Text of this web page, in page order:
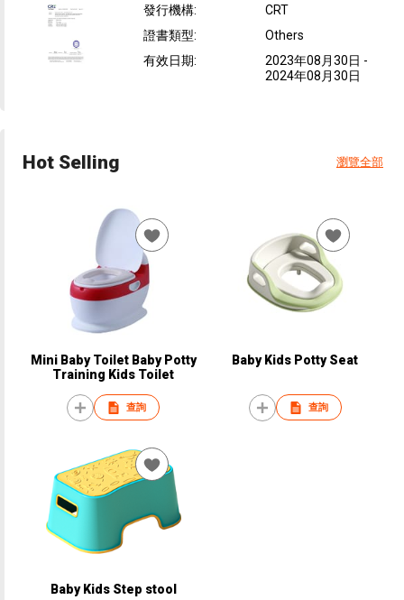
發行機構:
CRT
證書類型:
Others
有效日期: 2023年08月30日 -
2024年08月30日
Hot Selling 瀏覽全部
Mini Baby Toilet Baby Potty
Training Kids Toilet
查詢
Baby Kids Potty Seat
查詢
Baby Kids Step stool